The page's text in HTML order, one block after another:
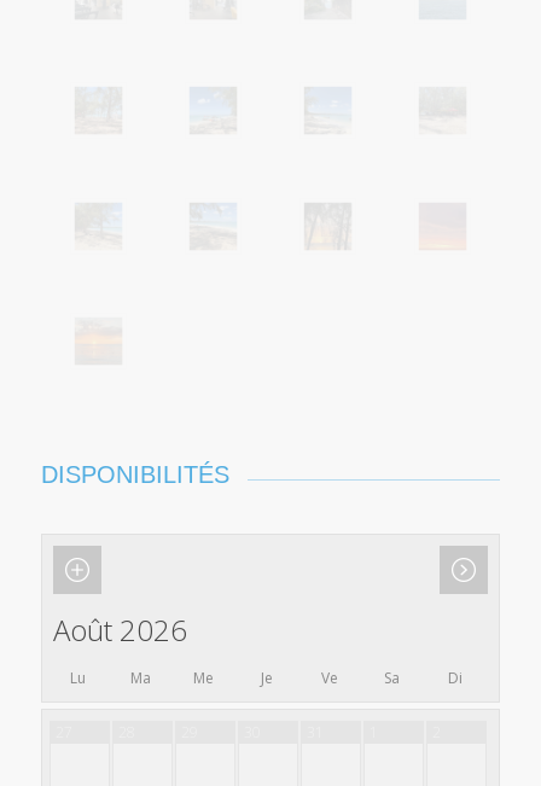
DISPONIBILITÉS
Août 2026
Lu Ma Me Je Ve Sa Di